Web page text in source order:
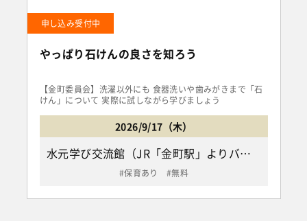
申し込み受付中
やっぱり石けんの良さを知ろう
【金町委員会】洗濯以外にも 食器洗いや歯みがきまで「石
けん」について 実際に試しながら学びましょう
2026/9/17（木）
水元学び交流館（JR「金町駅」よりバス アイリスループ9番「水元社会教育館・いこいの家入口バス停」下車徒歩2分/葛飾区南水元2-13-1）
保育あり 無料